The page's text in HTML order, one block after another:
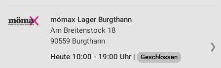
❯
mömax Lager Burgthann
Am Breitenstock 18
90559 Burgthann
Heute 10:00 - 19:00 Uhr |
Geschlossen